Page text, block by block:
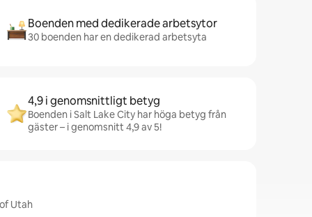
Boenden med dedikerade arbetsytor
30 boenden har en dedikerad arbetsyta
4,9 i genomsnittligt betyg
Boenden i Salt Lake City har höga betyg från
gäster – i genomsnitt 4,9 av 5!
Utah